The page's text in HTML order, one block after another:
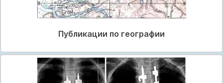
Публикации по географии